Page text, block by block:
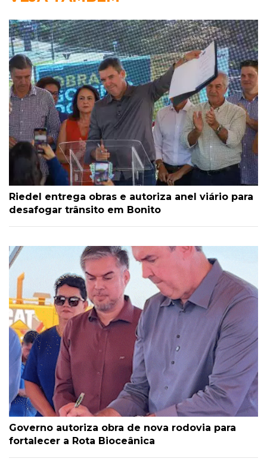
Riedel entrega obras e autoriza anel viário para
desafogar trânsito em Bonito
Governo autoriza obra de nova rodovia para
fortalecer a Rota Bioceânica